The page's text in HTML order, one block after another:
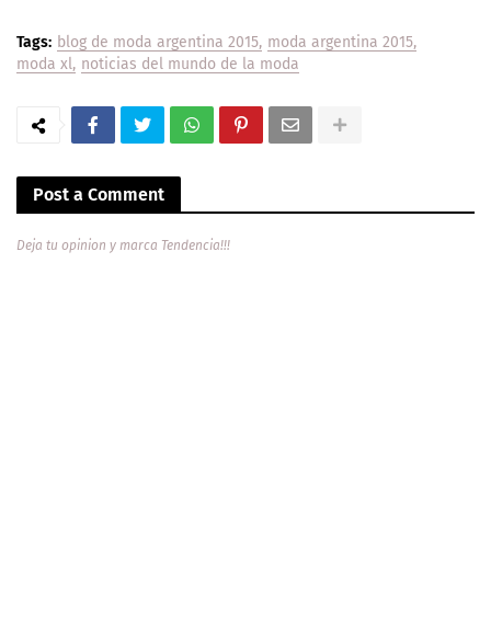
Tags: blog de moda argentina 2015 moda argentina 2015
moda xl noticias del mundo de la moda
Post a Comment
Deja tu opinion y marca Tendencia!!!